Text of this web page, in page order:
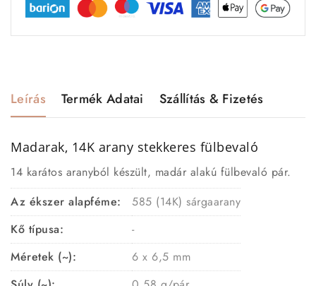
Leírás Termék Adatai Szállítás & Fizetés
Madarak, 14K arany stekkeres fülbevaló
14 karátos aranyból készült, madár alakú fülbevaló pár.
Az ékszer alapféme:
585 (14K) sárgaarany
Kő típusa:
-
Méretek (~):
6 x 6,5 mm